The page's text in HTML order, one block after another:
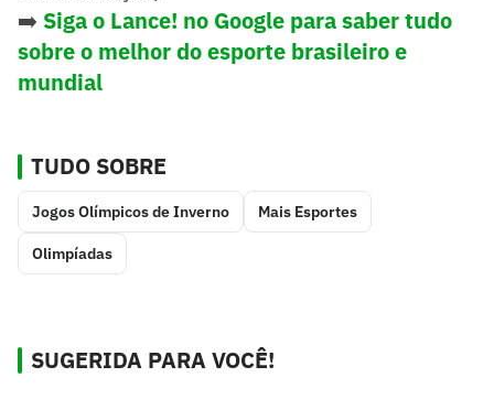
➡️ Siga o Lance! no Google para saber tudo
sobre o melhor do esporte brasileiro e
mundial
TUDO SOBRE
Jogos Olímpicos de Inverno Mais Esportes
Olimpíadas
SUGERIDA PARA VOCÊ!